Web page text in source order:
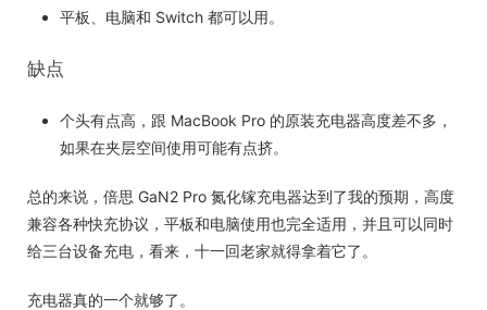
平板、电脑和 Switch 都可以用。
缺点
个头有点高，跟 MacBook Pro 的原装充电器高度差不多，
如果在夹层空间使用可能有点挤。
总的来说，倍思 GaN2 Pro 氮化镓充电器达到了我的预期，高度
兼容各种快充协议，平板和电脑使用也完全适用，并且可以同时
给三台设备充电，看来，十一回老家就得拿着它了。
充电器真的一个就够了。